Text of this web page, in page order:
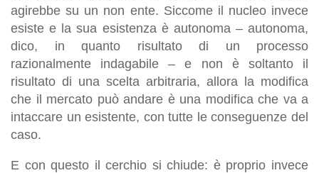
agirebbe su un non ente. Siccome il nucleo invece
esiste e la sua esistenza è autonoma – autonoma,
dico, in quanto risultato di un processo
razionalmente indagabile – e non è soltanto il
risultato di una scelta arbitraria, allora la modifica
che il mercato può andare è una modifica che va a
intaccare un esistente, con tutte le conseguenze del
caso.
E con questo il cerchio si chiude: è proprio invece